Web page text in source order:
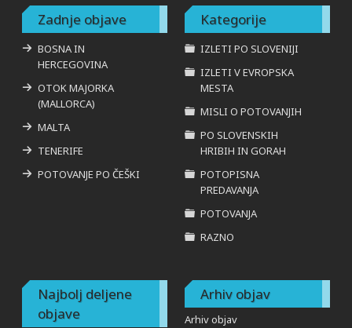
Zadnje objave
BOSNA IN
HERCEGOVINA
OTOK MAJORKA
(MALLORCA)
MALTA
TENERIFE
POTOVANJE PO ČEŠKI
Kategorije
IZLETI PO SLOVENIJI
IZLETI V EVROPSKA
MESTA
MISLI O POTOVANJIH
PO SLOVENSKIH
HRIBIH IN GORAH
POTOPISNA
PREDAVANJA
POTOVANJA
RAZNO
Najbolj deljene
objave
Arhiv objav
Arhiv objav